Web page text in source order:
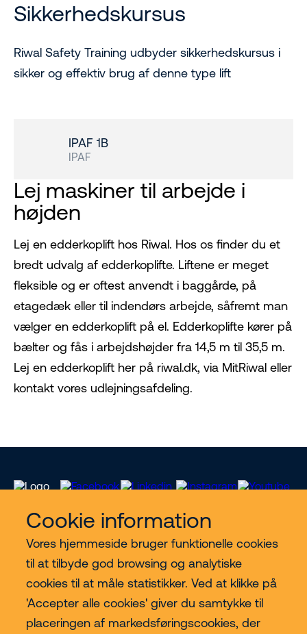
Cookie information
Vores hjemmeside bruger funktionelle cookies
til at tilbyde god browsing og analytiske
cookies til at måle statistikker. Ved at klikke på
'Accepter alle cookies' giver du samtykke til
placeringen af markedsføringscookies, der
Sikkerhedskursus
Riwal Safety Training udbyder sikkerhedskursus i
sikker og effektiv brug af denne type lift
IPAF 1B
IPAF
Lej maskiner til arbejde i
højden
Lej en edderkoplift hos Riwal. Hos os finder du et
bredt udvalg af edderkoplifte. Liftene er meget
fleksible og er oftest anvendt i baggårde, på
etagedæk eller til indendørs arbejde, såfremt man
vælger en edderkoplift på el. Edderkoplifte kører på
bælter og fås i arbejdshøjder fra 14,5 m til 35,5 m.
Lej en edderkoplift her på riwal.dk, via MitRiwal eller
kontakt vores udlejningsafdeling.
Vores services
Lift kategorier